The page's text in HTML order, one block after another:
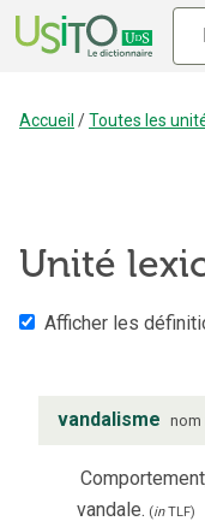
Accueil /Toutes les
Unité
Afficher les
vandalisme nom
vandale. (inTLF)